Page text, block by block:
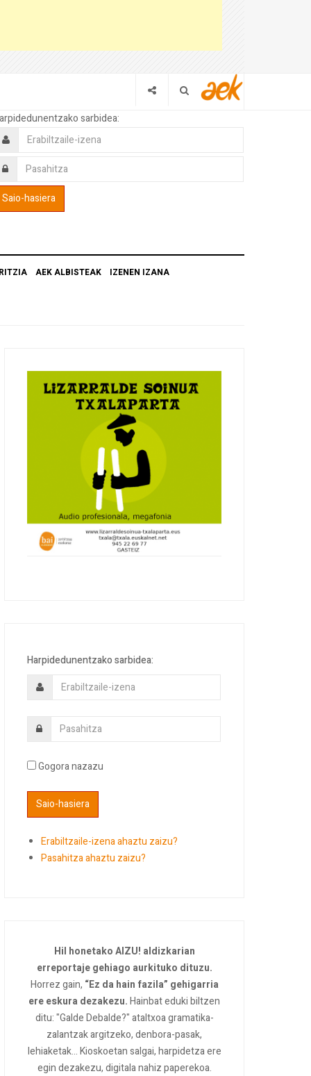
sarbidea:
AEK ALBISTEAK IZENEN IZANA
Harpidedunentzako sarbidea:
Gogora nazazu
Erabiltzaile-izena ahaztu zaizu?
Pasahitza ahaztu zaizu?
Hil honetako AIZU! aldizkarian
erreportaje gehiago aurkituko dituzu.
Horrez gain, “Ez da hain fazila” gehigarria
ere eskura dezakezu.Hainbat eduki biltzen
ditu: "Galde Debalde?" ataltxoa gramatika-
zalantzak argitzeko, denbora-pasak,
lehiaketak... Kioskoetan salgai, harpidetza ere
egin dezakezu, digitala nahiz paperekoa.